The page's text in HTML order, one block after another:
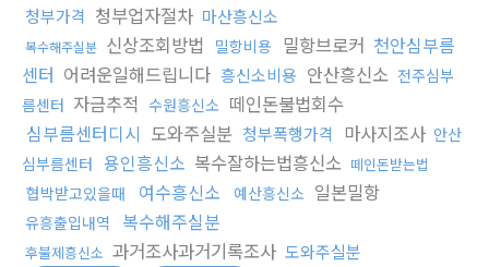
청부가격 청부업자절차 마산흥신소
복수해주실분 신상조회방법 밀항비용 밀항브로커 천안심부름
센터 어려운일해드립니다 흥신소비용 안산흥신소 전주심부
름센터 자금추적 수원흥신소 떼인돈불법회수
심부름센터디시 도와주실분 청부폭행가격 마사지조사 안산
심부름센터 용인흥신소 복수잘하는법흥신소 떼인돈받는법
협박받고있을때 여수흥신소 예산흥신소 일본밀항
유흥출입내역 복수해주실분
후불제흥신소 과거조사과거기록조사 도와주실분